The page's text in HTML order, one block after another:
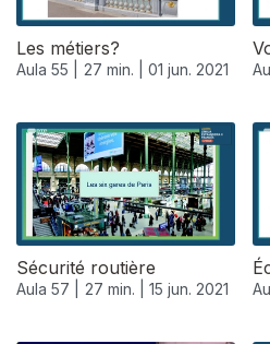
Les métiers?
Aula 55 | 27 min. | 01 jun. 2021
Sécurité routière
Aula 57 | 27 min. | 15 jun. 2021
551757